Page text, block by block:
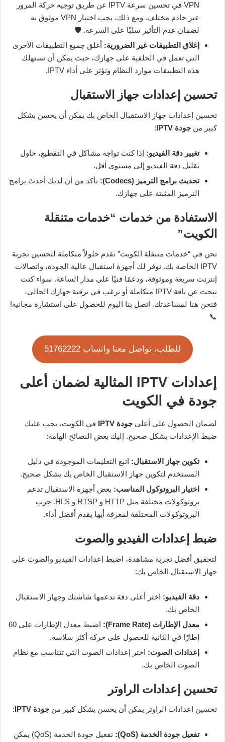
VPN في تحسين سرعة IPTV عن طريق توجيه حركة المرور
عبر خادم مختلف. ومع ذلك، يجب اختيار VPN موثوق به
لضمان عدم التأثير سلبًا على السرعة. 🛡️
إغلاق التطبيقات غير الضرورية: أغلق جميع التطبيقات الأخرى
التي تعمل في الخلفية على جهازك، حيث يمكن أن تستهلك
هذه التطبيقات موارد النظام وتؤثر على أداء IPTV.
تحسين إعدادات جهاز الاستقبال
تحسين إعدادات جهاز الاستقبال الخاص بك يمكن أن يحسن بشكل
كبير من جودة IPTV :
تغيير دقة الفيديو: إذا كنت تواجه مشاكل في التقطيع، حاول
تقليل دقة الفيديو إلى مستوى أقل.
تحديث برامج الترميز (Codecs):
تأكد من أن لديك أحدث برامج
الترميز المثبتة على جهازك.
الاستفادة من خدمات “خدمات متنقلة
الكويت”
نحن في “خدمات متنقلة الكويت” نقدم حلولاً متكاملة لتحسين تجربة
IPTV الخاصة بك. نوفر لك أجهزة استقبال عالية الجودة، واتصالات
إنترنت سريعة وموثوقة، ودعمًا فنيًا على مدار الساعة. سواء كنت
تبحث عن باقة IPTV متكاملة أو ترغب في ترقية جهازك الحالي،
فنحن هنا لمساعدتك. اتصل بنا اليوم للحصول على استشارة مجانية!
📞
للطلب، تواصل معنا واتساب 51762222
إعدادات IPTV المثالية لضمان أعلى
جودة في الكويت
لضمان الحصول على أعلى جودة IPTV
في الكويت، يجب عليك
ضبط الإعدادات بشكل صحيح. إليك بعض النصائح الهامة:
تكوين جهاز الاستقبال: اتبع التعليمات الموجودة في دليل
المستخدم لتكوين جهاز الاستقبال الخاص بك بشكل صحيح.
اختيار البروتوكول المناسب: بعض أجهزة الاستقبال تدعم
بروتوكولات مختلفة مثل HTTP و RTSP و HLS. جرب
البروتوكولات المختلفة لمعرفة أيها يقدم أفضل أداء.
ضبط إعدادات الفيديو والصوت
لتحقيق أفضل تجربة مشاهدة، اضبط إعدادات الفيديو والصوت على
جهاز الاستقبال الخاص بك:
دقة الفيديو: اختر أعلى دقة تدعمها شاشتك وجهاز الاستقبال
الخاص بك.
معدل الإطارات (Frame Rate):
اضبط معدل الإطارات على 60
إطارًا في الثانية للحصول على حركة أكثر سلاسة.
إعدادات الصوت: اختر إعدادات الصوت التي تتناسب مع نظام
الصوت الخاص بك.
تحسين إعدادات الراوتر
تحسين إعدادات الراوتر يمكن أن يحسن بشكل كبير من جودة IPTV :
تفعيل جودة الخدمة (QoS):
تفعيل جودة الخدمة (QoS) يمكن